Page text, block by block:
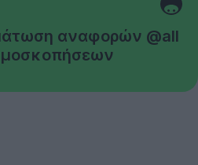
αναφορών @all